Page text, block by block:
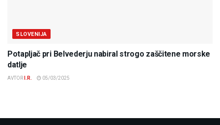
SLOVENIJA
Potapljač pri Belvederju nabiral strogo zaščitene morske
datlje
AVTOR I.R. 05/03/2025